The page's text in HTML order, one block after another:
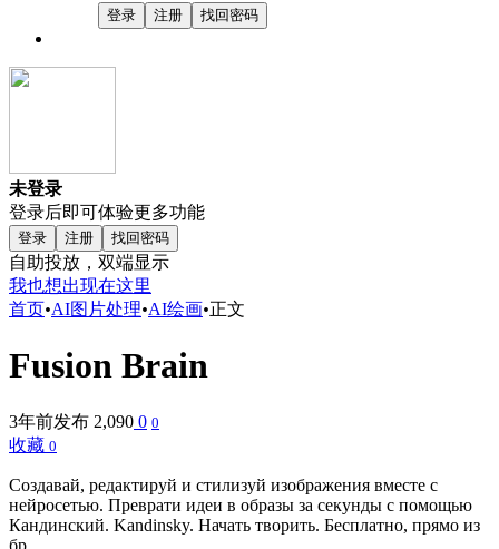
登录 注册 找回密码
未登录
登录后即可体验更多功能
登录 注册 找回密码
自助投放，双端显示
我也想出现在这里
首页•AI图片处理•AI绘画•正文
Fusion Brain
3年前发布 2,090 0 0
收藏 0
Создавай, редактируй и стилизуй изображения вместе с
нейросетью. Преврати идеи в образы за секунды с помощью
Кандинский. Kandinsky. Начать творить. Бесплатно, прямо из
бр...